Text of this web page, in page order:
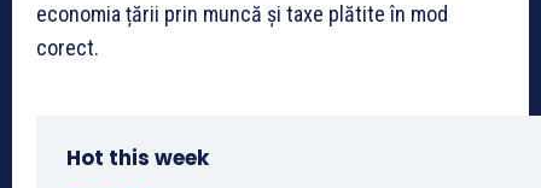
economia țării prin muncă și taxe plătite în mod
corect.
Hot this week